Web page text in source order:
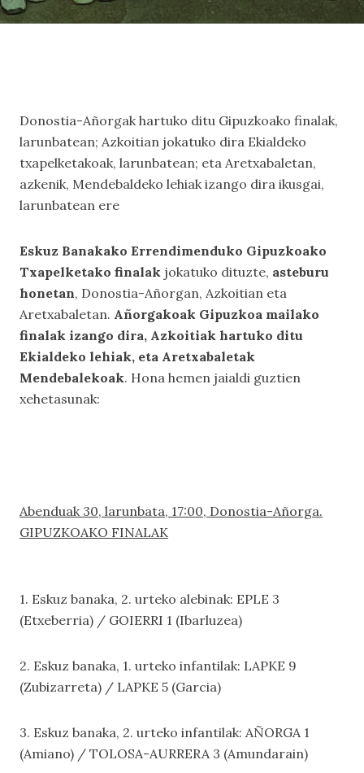
Donostia-Añorgak hartuko ditu Gipuzkoako finalak,
larunbatean; Azkoitian jokatuko dira Ekialdeko
txapelketakoak, larunbatean; eta Aretxabaletan,
azkenik, Mendebaldeko lehiak izango dira ikusgai,
larunbatean ere
Eskuz Banakako Errendimenduko Gipuzkoako
Txapelketako finalak jokatuko dituzte, asteburu
honetan, Donostia-Añorgan, Azkoitian eta
Aretxabaletan. Añorgakoak Gipuzkoa mailako
finalak izango dira, Azkoitiak hartuko ditu
Ekialdeko lehiak, eta Aretxabaletak
Mendebalekoak. Hona hemen jaialdi guztien
xehetasunak:
Abenduak 30, larunbata, 17:00, Donostia-Añorga.
GIPUZKOAKO FINALAK
1. Eskuz banaka, 2. urteko alebinak: EPLE 3
(Etxeberria) / GOIERRI 1 (Ibarluzea)
2. Eskuz banaka, 1. urteko infantilak: LAPKE 9
(Zubizarreta) / LAPKE 5 (Garcia)
3. Eskuz banaka, 2. urteko infantilak: AÑORGA 1
(Amiano) / TOLOSA-AURRERA 3 (Amundarain)